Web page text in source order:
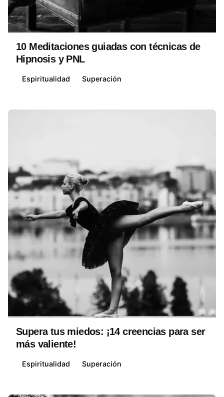
Posted by
David Belmonte
10 Meditaciones guiadas con técnicas de
Hipnosis y PNL
Espiritualidad Superación
Posted by
David Belmonte
Supera tus miedos: ¡14 creencias para ser
más valiente!
Espiritualidad Superación